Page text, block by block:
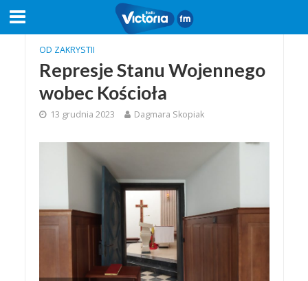
OD ZAKRYSTII
Represje Stanu Wojennego
wobec Kościoła
13 grudnia 2023 Dagmara Skopiak